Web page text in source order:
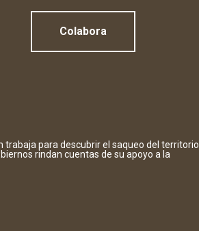
Colabora
trabaja para descubrir el saqueo del territorio
rindan cuentas de su apoyo a la